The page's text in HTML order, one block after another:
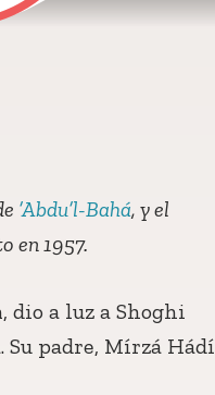
’Abdu’l-Bahá, y el
en 1957.
dio a luz a Shoghi
Su padre, Mírzá Hádí